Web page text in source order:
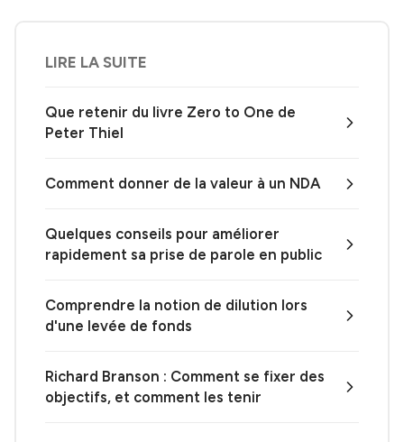
LIRE LA SUITE
Que retenir du livre Zero to One de
Peter Thiel
Comment donner de la valeur à un NDA
Quelques conseils pour améliorer
rapidement sa prise de parole en public
Comprendre la notion de dilution lors
d'une levée de fonds
Richard Branson : Comment se fixer des
objectifs, et comment les tenir